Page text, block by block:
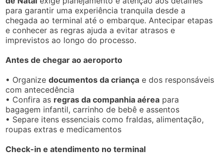
para garantir uma experiência tranquila desde a
chegada ao terminal até o embarque. Antecipar etapas
e conhecer as regras ajuda a evitar atrasos e
imprevistos ao longo do processo.
Antes de chegar ao aeroporto
• Organizedocumentos da criança e dos responsáveis
com antecedência
• Confira as regras da companhia aérea para
bagagem infantil, carrinho de bebê e assentos
• Separe itens essenciais como fraldas, alimentação,
roupas extras e medicamentos
Check-in e atendimento no terminal